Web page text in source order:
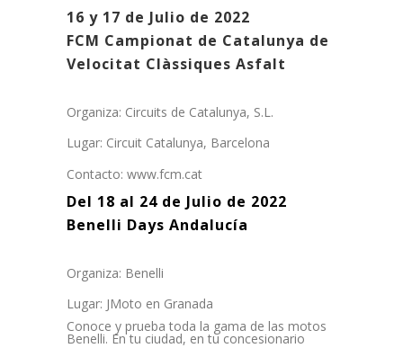
16 y 17 de Julio de 2022
FCM Campionat de Catalunya de
Velocitat Clàssiques Asfalt
Organiza: Circuits de Catalunya, S.L.
Lugar: Circuit Catalunya, Barcelona
Contacto: www.fcm.cat
Del 18 al 24 de Julio de 2022
Benelli Days Andalucía
Organiza: Benelli
Lugar: JMoto en Granada
Conoce y prueba toda la gama de las motos
Benelli. En tu ciudad, en tu concesionario